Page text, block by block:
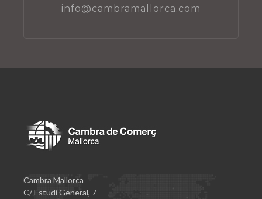
info@cambramallorca.com
Cambra Mallorca
C/ Estudi General, 7